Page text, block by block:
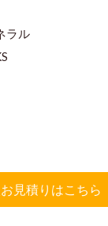
ラル
見積りはこちら